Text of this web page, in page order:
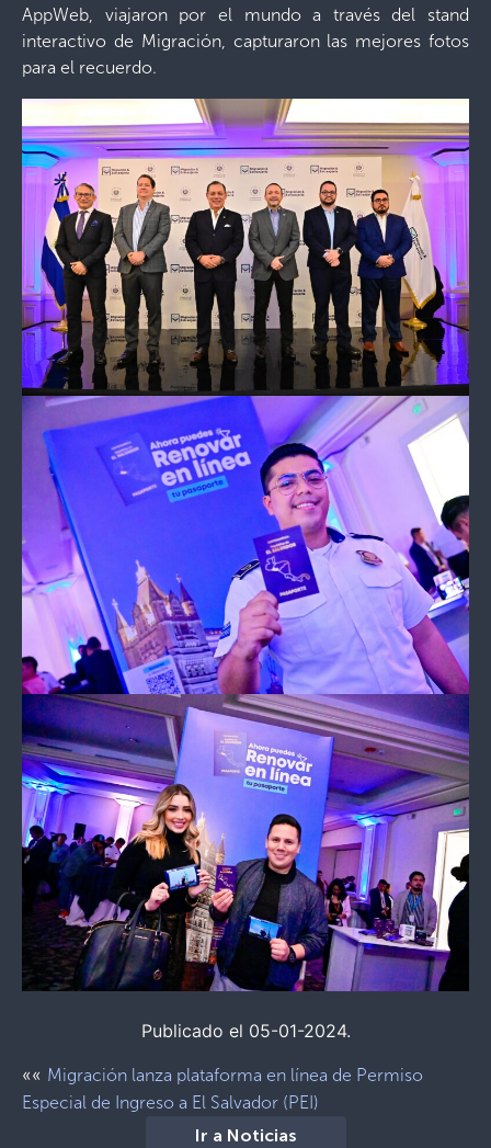
AppWeb, viajaron por el mundo a través del stand
interactivo de Migración, capturaron las mejores fotos
para el recuerdo.
Publicado el 05-01-2024.
«« Migración lanza plataforma en línea de Permiso
Especial de Ingreso a El Salvador (PEI)
Ir a Noticias